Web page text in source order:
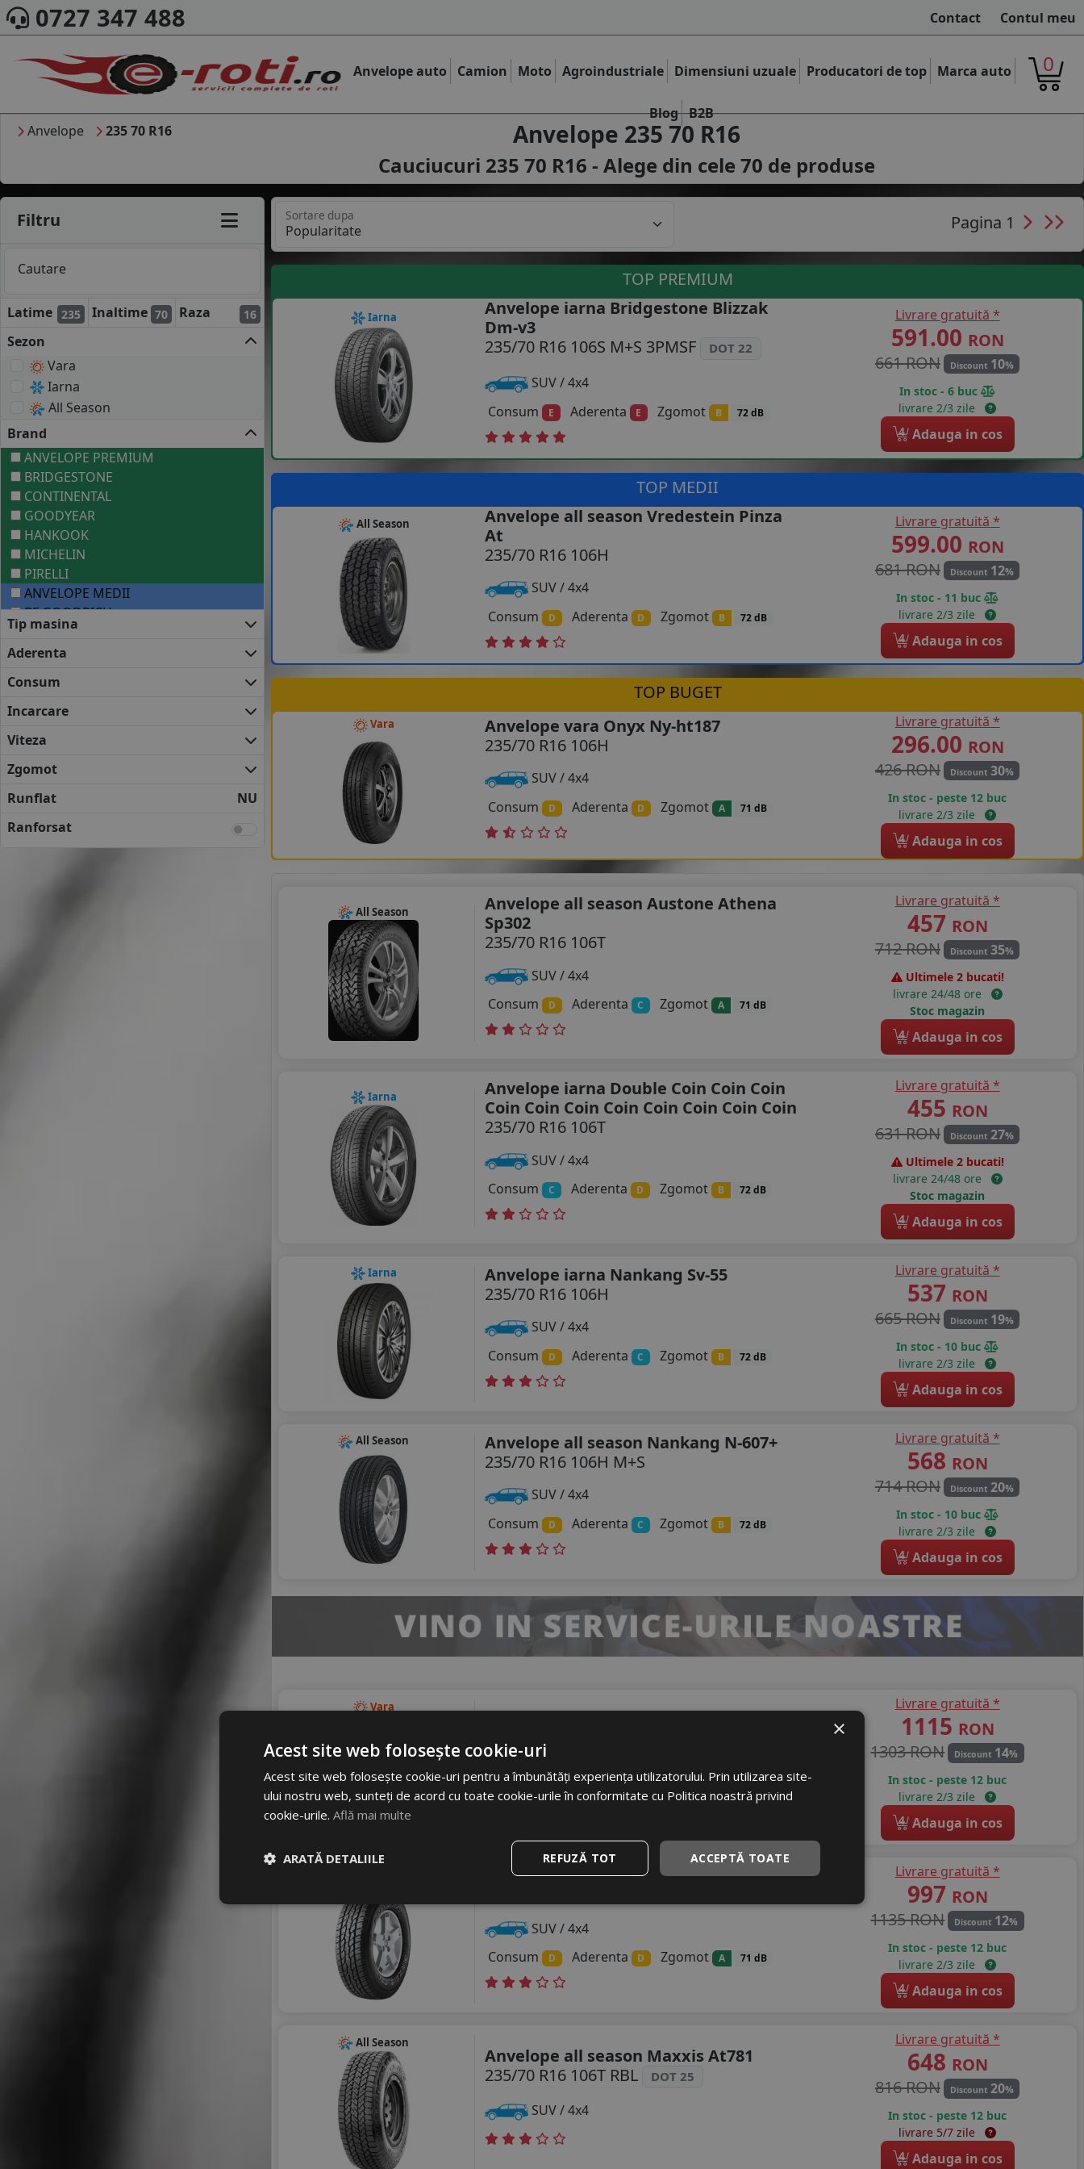
0727 347 488 Contact Contul meu
Anvelope auto Camion Moto Agroindustriale Dimensiuni uzuale Producatori de top Marca auto
Blog B2B
0
Anvelope 235 70 R16 Anvelope 235 70 R16
Cauciucuri 235 70 R16 - Alege din cele 70 de produse
Filtru
Cautare
Latime 235 Inaltime 70 Raza 16
Sezon
Vara
Iarna
All Season
Brand
ANVELOPE PREMIUM
BRIDGESTONE
CONTINENTAL
GOODYEAR
HANKOOK
MICHELIN
PIRELLI
ANVELOPE MEDII
BF GOODRICH
COOPER
KUMHO
UNIROYAL
VREDESTEIN
ANVELOPE BUGET
APLUS
CEAT
CST BY MAXXIS
DOUBLE COIN
Tip masina
Aderenta
Consum
Incarcare
Viteza
Zgomot
Runflat
NU
Ranforsat
Sortare dupa Pagina 1
TOP PREMIUM
Iarna
Anvelope iarna Bridgestone Blizzak
Dm-v3
235/70 R16 106S M+S 3PMSF
DOT 22
SUV / 4x4
Consum
E Aderenta E Zgomot B 72 dB
Livrare gratuită *
591.00 RON
661 RON
Discount 10%
In stoc - 6 buc
livrare 2/3 zile
4 Adauga in cos
TOP MEDII
All Season
Anvelope all season Vredestein Pinza
At
235/70 R16 106H
SUV / 4x4
Consum
D Aderenta D Zgomot B 72 dB
Livrare gratuită *
599.00 RON
681 RON
Discount 12%
In stoc - 11 buc
livrare 2/3 zile
4 Adauga in cos
TOP BUGET
Vara
Anvelope vara Onyx Ny-ht187
235/70 R16 106H
SUV / 4x4
Consum
D Aderenta D Zgomot A 71 dB
Livrare gratuită *
296.00 RON
426 RON
Discount 30%
In stoc - peste 12 buc
livrare 2/3 zile
4 Adauga in cos
All Season
Anvelope all season Austone Athena
Sp302
235/70 R16 106T
SUV / 4x4
Consum
D Aderenta C Zgomot A 71 dB
Livrare gratuită *
457 RON
712 RON
Discount 35%
Ultimele 2 bucati!
livrare 24/48 ore
Stoc magazin
4 Adauga in cos
Iarna
Anvelope iarna Double Coin Coin Coin
Coin Coin Coin Coin Coin Coin Coin Coin
235/70 R16 106T
SUV / 4x4
Consum
C Aderenta D Zgomot B 72 dB
Livrare gratuită *
455 RON
631 RON
Discount 27%
Ultimele 2 bucati!
livrare 24/48 ore
Stoc magazin
4 Adauga in cos
Iarna
Anvelope iarna Nankang Sv-55
235/70 R16 106H
SUV / 4x4
Consum
D Aderenta C Zgomot B 72 dB
Livrare gratuită *
537 RON
665 RON
Discount 19%
In stoc - 10 buc
livrare 2/3 zile
4 Adauga in cos
All Season
Anvelope all season Nankang N-607+
235/70 R16 106H M+S
SUV / 4x4
Consum
D Aderenta C Zgomot B 72 dB
Livrare gratuită *
568 RON
714 RON
Discount 20%
In stoc - 10 buc
livrare 2/3 zile
4 Adauga in cos
Vara
235/70 R16 104Q OWL
SUV / 4x4
Livrare gratuită *
1115 RON
1303 RON
Discount 14%
In stoc - peste 12 buc
livrare 2/3 zile
4 Adauga in cos
Anvelope all season Maxxis At-771
SUV / 4x4
Consum
D Aderenta D Zgomot A 71 dB
Livrare gratuită *
997 RON
1135 RON
Discount 12%
In stoc - peste 12 buc
livrare 2/3 zile
4 Adauga in cos
All Season
Anvelope all season Maxxis At781
235/70 R16 106T RBL
DOT 25
SUV / 4x4
Livrare gratuită *
648 RON
816 RON
Discount 20%
In stoc - peste 12 buc
livrare 5/7 zile
4 Adauga in cos
×
Acest site web folosește cookie-uri
Acest site web folosește cookie-uri pentru a îmbunătăți experiența utilizatorului. Prin utilizarea site-
ului nostru web, sunteți de acord cu toate cookie-urile în conformitate cu Politica noastră privind
cookie-urile. Află mai multe
ACCEPTĂ TOATE
REFUZĂ TOT
ARATĂ DETALIILE